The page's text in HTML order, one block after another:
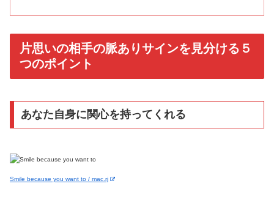
片思いの相手の脈ありサインを見分ける５
つのポイント
あなた自身に関心を持ってくれる
Smile because you want to / mac.rj